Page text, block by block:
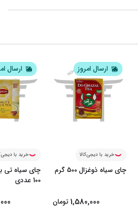
ارسال امروز
خرید با دیجی‌کالا
چای سیاه ذوغزال 500 گرم
1,580,000 تومان
ارسال
خرید با
چای سیاه تی
100 عددی